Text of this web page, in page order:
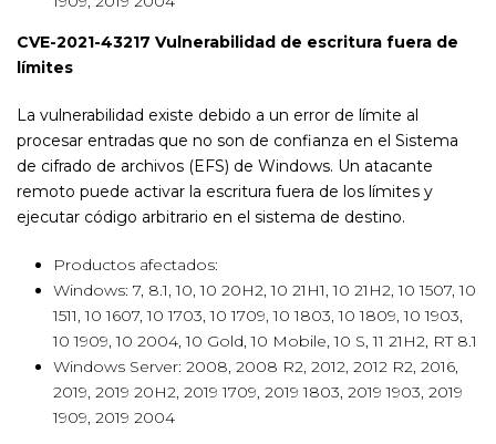
CVE-2021-43217 Vulnerabilidad de escritura fuera de
límites
La vulnerabilidad existe debido a un error de límite al
procesar entradas que no son de confianza en el Sistema
de cifrado de archivos (EFS) de Windows. Un atacante
remoto puede activar la escritura fuera de los límites y
ejecutar código arbitrario en el sistema de destino.
Productos afectados:
Windows: 7, 8.1, 10, 10 20H2, 10 21H1, 10 21H2, 10 1507, 10
1511, 10 1607, 10 1703, 10 1709, 10 1803, 10 1809, 10 1903,
10 1909, 10 2004, 10 Gold, 10 Mobile, 10 S, 11 21H2, RT 8.1
Windows Server: 2008, 2008 R2, 2012, 2012 R2, 2016,
2019, 2019 20H2, 2019 1709, 2019 1803, 2019 1903, 2019
1909, 2019 2004